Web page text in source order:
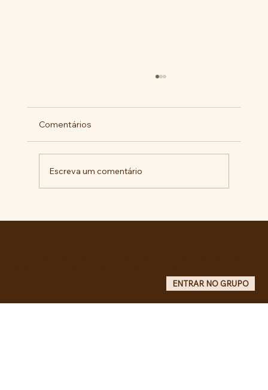
Comentários
Escreva um comentário
ENTRAR NO GRUPO